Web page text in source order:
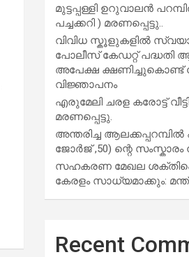
മുട്ടപ്പള്ളി ഉറുവാലൻ
പച്ചക്കറി ) മരണപ്പെട്ടു..
വിവിധ സ്കൂളുകളില്‍
പോലീസ് കേഡറ്റ് പദ്ധതി
അപേക്ഷ ക്ഷണിച്ചുകൊണ്ട്
വിജ്ഞാപനം
എരുമേലി ചരള കരോട്ട്
മരണപ്പെട്ടു.
അന്തരിച്ച
ജോർജ് ,50) ന്റെ സംസ്കാരം
സഹകരണ മേഖല
കേരളം സാധ്യമാക്കും:
Recent